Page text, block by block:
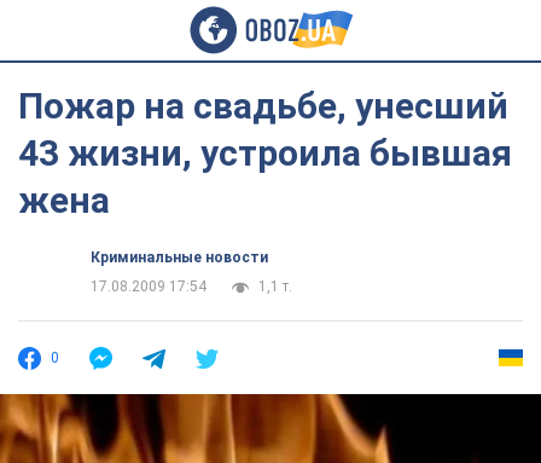
Пожар на свадьбе, унесший
43 жизни, устроила бывшая
жена
Криминальные новости
17.08.2009 17:54
1,1 т.
0